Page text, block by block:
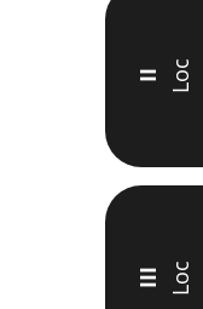
II Loc
III Loc